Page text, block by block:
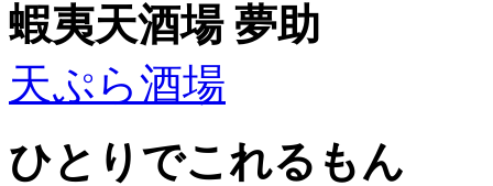
蝦夷天酒場 夢助
天ぷら酒場
ひとりでこれるもん